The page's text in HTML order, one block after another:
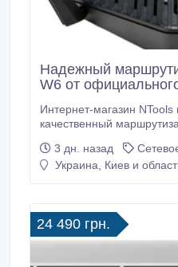
Надежный
W6 от
Интернет-магазин NTools
качественный
производителя Acer в
технические
3 дн. назад
Украина, Киев и
24 490 грн.